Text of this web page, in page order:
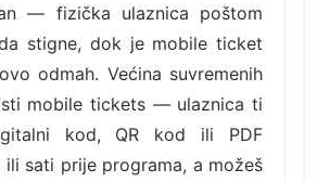
— fizička ulaznica poštom
stigne, dok je mobile ticket
odmah. Većina suvremenih
mobile tickets — ulaznica ti
kod, QR kod ili PDF
ili sati prije programa, a možeš